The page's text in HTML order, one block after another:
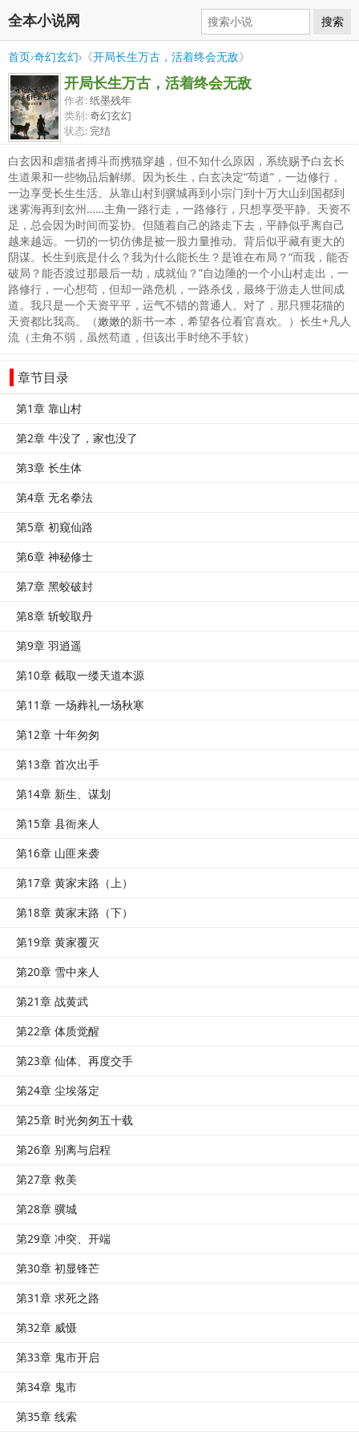
全本小说网 搜索
首页›奇幻玄幻›《开局长生万古，活着终会无敌》
开局长生万古，活着终会无敌
作者:纸墨残年
类别:奇幻玄幻
状态: 完结
白玄因和虐猫者搏斗而携猫穿越，但不知什么原因，系统赐予白玄长
生道果和一些物品后解绑。因为长生，白玄决定“苟道”，一边修行，
一边享受长生生活。从靠山村到骥城再到小宗门到十万大山到国都到
迷雾海再到玄州……主角一路行走，一路修行，只想享受平静。天资不
足，总会因为时间而妥协。但随着自己的路走下去，平静似乎离自己
越来越远。一切的一切仿佛是被一股力量推动。背后似乎藏有更大的
阴谋。长生到底是什么？我为什么能长生？是谁在布局？“而我，能否
破局？能否渡过那最后一劫，成就仙？”自边陲的一个小山村走出，一
路修行，一心想苟，但却一路危机，一路杀伐，最终于游走人世间成
道。我只是一个天资平平，运气不错的普通人。对了，那只狸花猫的
天资都比我高。（嫩嫩的新书一本，希望各位看官喜欢。）长生+凡人
流（主角不弱，虽然苟道，但该出手时绝不手软）
章节目录
第1章 靠山村
第2章 牛没了，家也没了
第3章 长生体
第4章 无名拳法
第5章 初窥仙路
第6章 神秘修士
第7章 黑蛟破封
第8章 斩蛟取丹
第9章 羽逍遥
第10章 截取一缕天道本源
第11章 一场葬礼一场秋寒
第12章 十年匆匆
第13章 首次出手
第14章 新生、谋划
第15章 县衙来人
第16章 山匪来袭
第17章 黄家末路（上）
第18章 黄家末路（下）
第19章 黄家覆灭
第20章 雪中来人
第21章 战黄武
第22章 体质觉醒
第23章 仙体、再度交手
第24章 尘埃落定
第25章 时光匆匆五十载
第26章 别离与启程
第27章 救美
第28章 骥城
第29章 冲突、开端
第30章 初显锋芒
第31章 求死之路
第32章 威慑
第33章 鬼市开启
第34章 鬼市
第35章 线索